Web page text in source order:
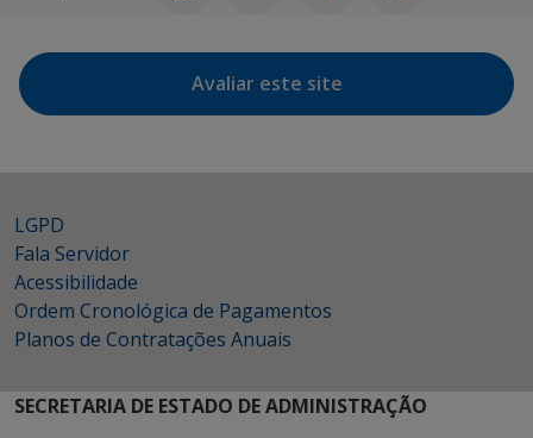
Avaliar este site
LGPD
Fala Servidor
Acessibilidade
Ordem Cronológica de Pagamentos
Planos de Contratações Anuais
SECRETARIA DE ESTADO DE ADMINISTRAÇÃO